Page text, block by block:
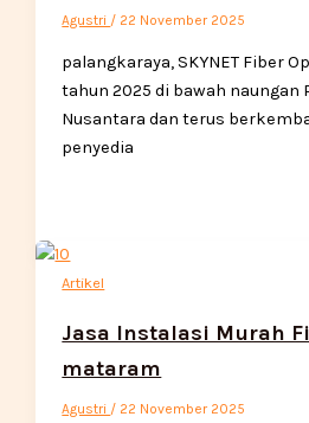
Agustri / 22 November 2025
palangkaraya, SKYNET Fiber
tahun 2025 di bawah naungan
Nusantara dan terus
penyedia
Artikel
Jasa Instalasi Murah
mataram
Agustri / 22 November 2025